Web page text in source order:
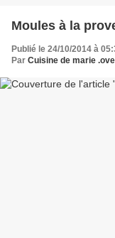
Moules à la
Publié le 24/10/2014 à
Par Cuisine de marie